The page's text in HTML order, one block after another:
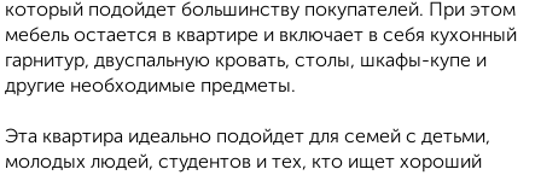
который подойдет большинству покупателей. При этом
мебель остается в квартире и включает в себя кухонный
гарнитур, двуспальную кровать, столы, шкафы-купе и
другие необходимые предметы.
Эта квартира идеально подойдет для семей с детьми,
молодых людей, студентов и тех, кто ищет хороший